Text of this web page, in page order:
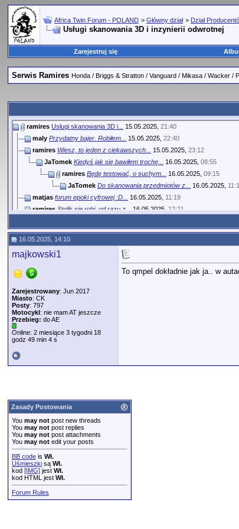
Africa Twin Forum - POLAND > Główny dział > Dział
Usługi skanowania 3D i inzynierii odwrotnej
Zarejestruj się
Serwis Ramires Honda / Briggs & Stratton / Vanguard / Mikasa / Wacker /
ramires Usługi skanowania 3D i... 15.05.2025, 21:40
maly Przydatny bajer. Robiłem... 15.05.2025, 22:40
ramires Wiesz, to jeden z ciekawszych... 15.05.2025, 23:12
JaTomek Kiedyś jak się bawiłem trochę... 16.05.2025, 08:55
ramires Będę testować, o suchym... 16.05.2025, 09:15
JaTomek Do skanowania przedmiotów z... 16.05.2025,
matjas forum epoki cyfrowej :D... 16.05.2025, 11:19
ramires Stolik się robi, od razu z... 16.05.2025, 12:21
ramires druk i popielniczka to już...16.05.2025,14:05
matjas drukuj z PLA jako formę do...16.05.2025,15:30
ramires
Zawsze jestem w formie aby...
majkowski1
To qmpel dokładnie jak ja.. w... 16.05.2025,
matjas
maly Wywoływacz to kreda w...
ramires Więc tak Sprawdziłem sobie...
ramires
16.05.2025, 14:10
majkowski1
Zarejestrowany: Jun 2017
Miasto: CK
Posty: 797
Motocykl: nie mam AT jeszcze
Przebieg: do AE
Online: 2 miesiące 3 tygodni 18
godz 49 min 4 s
To qmpel dokładnie jak ja.. w
Zasady Postowania
You may not post new threads
You may not post replies
You may not post attachments
You may not edit your posts
BB code is Wł.
Uśmieszki są Wł.
kod [IMG] jest Wł.
kod HTML jest Wł.
Forum Rules